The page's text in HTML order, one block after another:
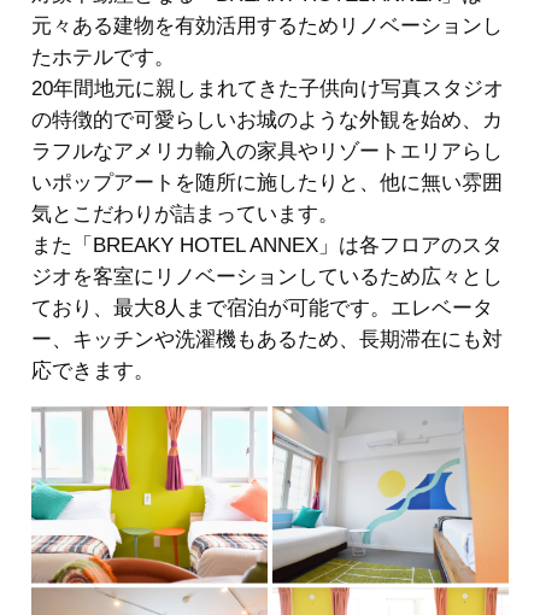
元々ある建物を有効活用するためリノベーションし
たホテルです。
20年間地元に親しまれてきた子供向け写真スタジオ
の特徴的で可愛らしいお城のような外観を始め、カ
ラフルなアメリカ輸入の家具やリゾートエリアらし
いポップアートを随所に施したりと、他に無い雰囲
気とこだわりが詰まっています。
また「BREAKY HOTEL ANNEX」は各フロアのスタ
ジオを客室にリノベーションしているため広々とし
ており、最大8人まで宿泊が可能です。エレベータ
ー、キッチンや洗濯機もあるため、長期滞在にも対
応できます。